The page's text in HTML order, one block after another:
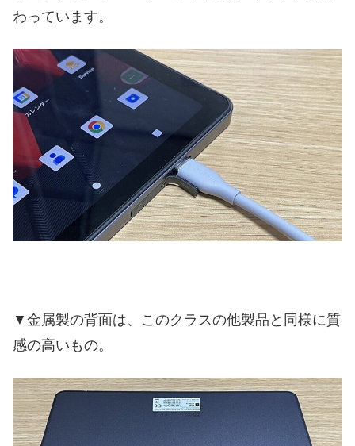
わっています。
▼金属製の背面は、このクラスの他製品と同様に質
感の高いもの。